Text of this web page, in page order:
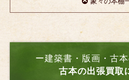
ー建築書・版画・古
古本の出張買取